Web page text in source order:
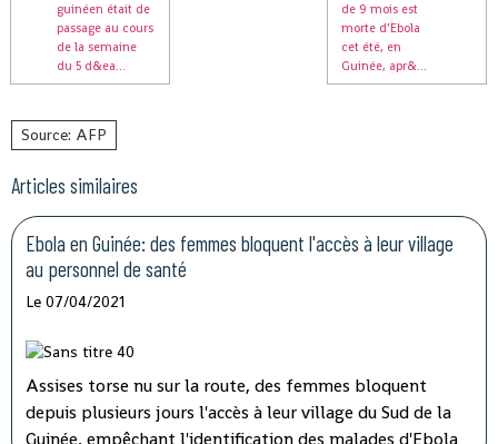
guinéen était de
passage au cours
de la semaine
du 5 d&ea...
de 9 mois est
morte d’Ebola
cet été, en
Guinée, apr&...
Source: AFP
Articles similaires
Ebola en Guinée: des femmes bloquent l'accès à leur village
au personnel de santé
Le 07/04/2021
Assises torse nu sur la route, des femmes bloquent
depuis plusieurs jours l'accès à leur village du Sud de la
Guinée, empêchant l'identification des malades d'Ebola